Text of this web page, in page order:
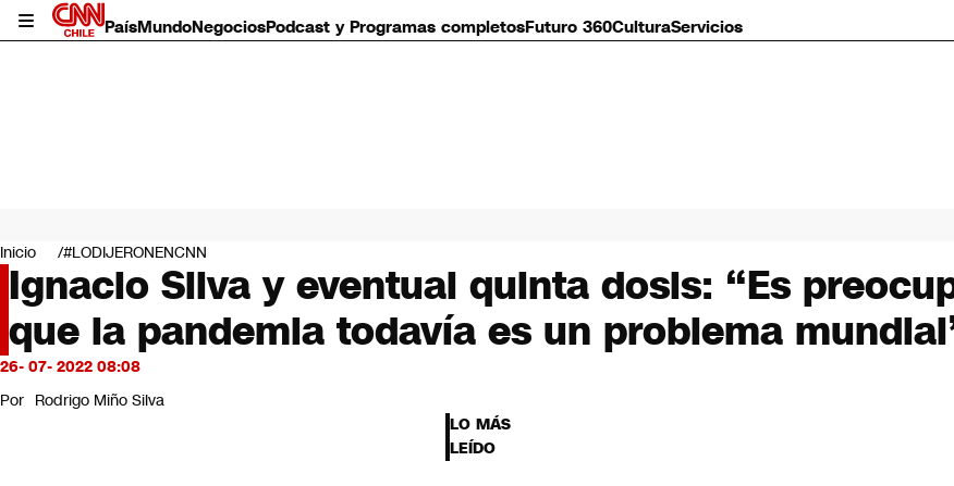
PaísMundoNegociosPodcast y Programas completosFuturo 360CulturaServicios
Mundo
Negocios
Deportes
Programas completos
Cultura
Servicios
Bits
CNN Data
Inicio #LODIJERONENCNN
Ignacio Silva y eventual quinta dosis: “Es
que la pandemia todavía es un problema
26- 07- 2022 08:08
Por Rodrigo Miño Silva
LO MÁS
LEÍDO